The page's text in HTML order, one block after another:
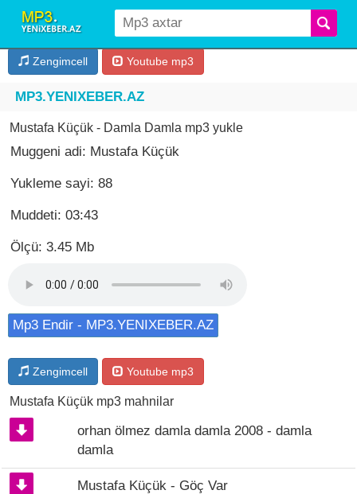
Zengimcell Youtube mp3
MP3.YENIXEBER.AZ
Mustafa Küçük - Damla Damla mp3 yukle
Muggeni adi: Mustafa Küçük
Yukleme sayi: 88
Muddeti: 03:43
Ölçü: 3.45 Mb
Mp3 Endir - MP3.YENIXEBER.AZ
Zengimcell Youtube mp3
Mustafa Küçük mp3 mahnilar
orhan ölmez damla damla 2008 - damla
damla
Mustafa Küçük - Göç Var